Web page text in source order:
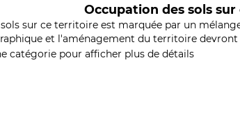
Occupation des sols
sur ce territoire est marquée par un
et l'aménagement du territoire devront
catégorie pour afficher plus de détails